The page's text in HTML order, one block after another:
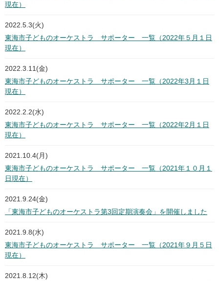
現在）
2022.5.3(火)
東海市子どものオーケストラ サポーター 一覧（2022年５月１日
現在）
2022.3.11(金)
東海市子どものオーケストラ サポーター 一覧（2022年3月１日
現在）
2022.2.2(水)
東海市子どものオーケストラ サポーター 一覧（2022年2月１日
現在）
2021.10.4(月)
東海市子どものオーケストラ サポーター 一覧（2021年１０月１
日現在）
2021.9.24(金)
「東海市子どものオーケストラ第3回定期演奏会」を開催しました
2021.9.8(水)
東海市子どものオーケストラ サポーター 一覧（2021年９月５日
現在）
2021.8.12(木)